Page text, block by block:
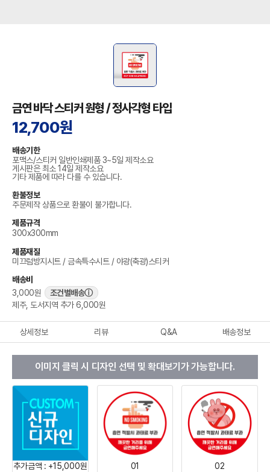
금연 바닥 스티커 원형 / 정사각형 타입
12,700원
배송기한
포맥스/스티커 일반인쇄제품 3~5일 제작소요
게시판은 최소 14일 제작소요
기타 제품에 따라 다를 수 있습니다.
환불정보
주문제작 상품으로 환불이 불가합니다.
제품규격
300x300mm
제품재질
미끄럼방지시트 / 금속특수시트 / 야광(축광)스티커
배송비
3,000원
조건별배송ⓘ
제주, 도서지역 추가 6,000원
상세정보 리뷰 Q&A 배송정보
이미지 클릭 시 디자인 선택 및 확대보기가 가능합니다.
추가금액 : +15,000원 01 02